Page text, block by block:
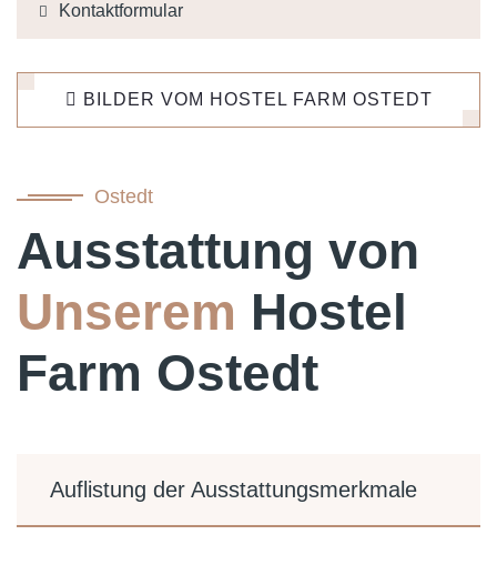
Kontaktformular
BILDER VOM HOSTEL FARM OSTEDT
Ostedt
Ausstattung von
Unserem Hostel
Farm Ostedt
Auflistung der Ausstattungsmerkmale